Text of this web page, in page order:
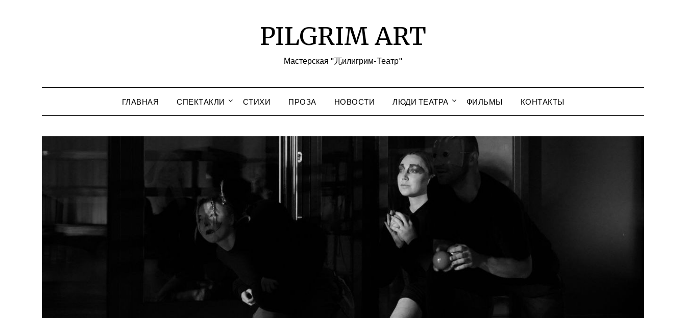
PILGRIM ART
Мастерская "兀илигрим-Театр"
ГЛАВНАЯ СПЕКТАКЛИ СТИХИ ПРОЗА НОВОСТИ ЛЮДИ ТЕАТРА ФИЛЬМЫ КОНТАКТЫ